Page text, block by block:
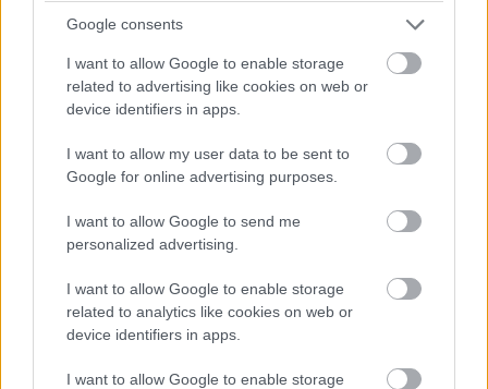
Google consents
I want to allow Google to enable storage
related to advertising like cookies on web or
device identifiers in apps.
I want to allow my user data to be sent to
Google for online advertising purposes.
I want to allow Google to send me
personalized advertising.
I want to allow Google to enable storage
related to analytics like cookies on web or
device identifiers in apps.
I want to allow Google to enable storage
M3-as metró Swietelsky Magyarország Kft.
metrófelújítás
M3-as metró
Swietelsky Vasúttechnika Kft.